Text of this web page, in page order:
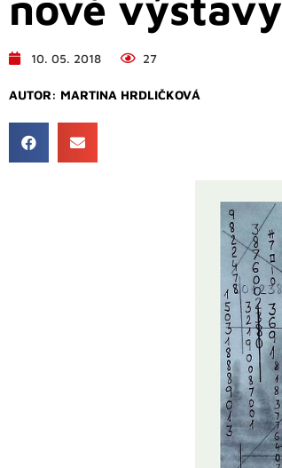
10. 05. 2018 27
AUTOR: MARTINA HRDLIČKOVÁ